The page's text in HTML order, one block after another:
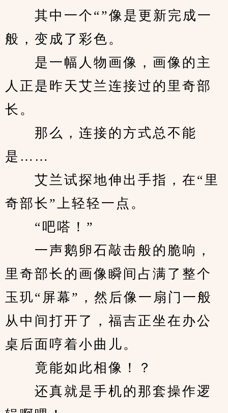
其中一个“”像是更新完成一
般，变成了彩色。
是一幅人物画像，画像的主
人正是昨天艾兰连接过的里奇部
长。
那么，连接的方式总不能
是……
艾兰试探地伸出手指，在“里
奇部长”上轻轻一点。
“吧嗒！”
一声鹅卵石敲击般的脆响，
里奇部长的画像瞬间占满了整个
玉玑“屏幕”，然后像一扇门一般
从中间打开了，福吉正坐在办公
桌后面哼着小曲儿。
竟能如此相像！？
还真就是手机的那套操作逻